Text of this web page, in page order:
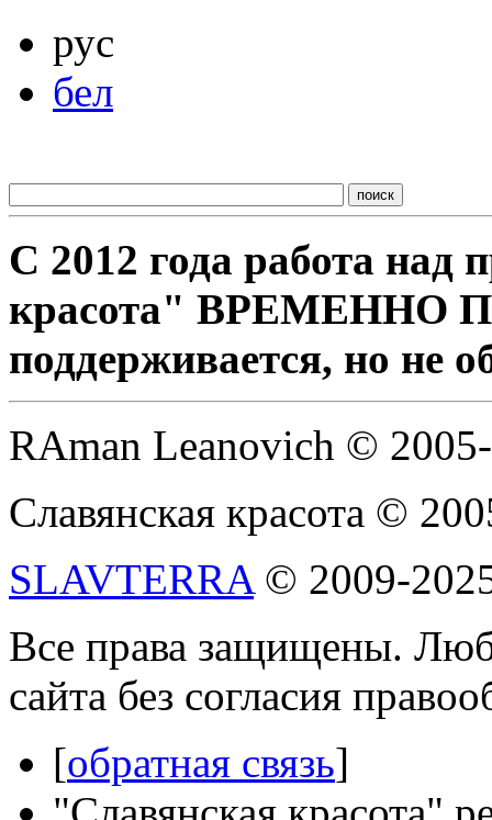
рус
бел
С 2012 года работа над
красота" ВРЕМЕННО
поддерживается, но не
RAman Leanovich ©
Славянская красота ©
SLAVTERRA© 2009-
Все права защищены.
сайта без согласия
[обратная связь]